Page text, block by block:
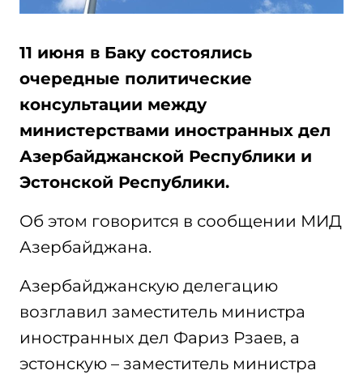
11 июня в Баку состоялись
очередные политические
консультации между
министерствами иностранных дел
Азербайджанской Республики и
Эстонской Республики.
Об этом говорится в сообщении МИД
Азербайджана.
Азербайджанскую делегацию
возглавил заместитель министра
иностранных дел Фариз Рзаев, а
эстонскую – заместитель министра